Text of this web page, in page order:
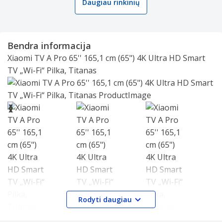
Daugiau rinkinių
Bendra informacija
Xiaomi TV A Pro 65'' 165,1 cm (65") 4K Ultra HD Smart
TV „Wi-Fi“ Pilka, Titanas
Slide 1 of 6
❮
❯
Rodyti daugiau